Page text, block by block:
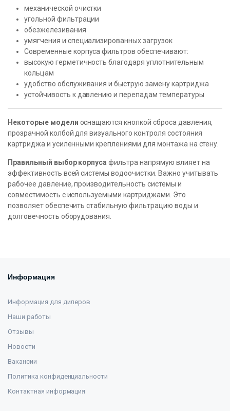
механической очистки
угольной фильтрации
обезжелезивания
умягчения и специализированных загрузок
Современные корпуса фильтров обеспечивают:
высокую герметичность благодаря уплотнительным
кольцам
удобство обслуживания и быструю замену картриджа
устойчивость к давлению и перепадам температуры
Некоторые модели оснащаются кнопкой сброса давления,
прозрачной колбой для визуального контроля состояния
картриджа и усиленными креплениями для монтажа на стену.
Правильный выбор корпуса фильтра напрямую влияет на
эффективность всей системы водоочистки. Важно учитывать
рабочее давление, производительность системы и
совместимость с используемыми картриджами. Это
позволяет обеспечить стабильную фильтрацию воды и
долговечность оборудования.
Информация
Информация для дилеров
Наши работы
Отзывы
Новости
Вакансии
Политика конфиденциальности
Контактная информация